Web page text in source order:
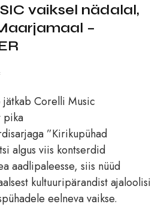
vaiksel nädalal,
–
Corelli Music
pika
”Kirikupühad
algus viis kontserdid
aadlipaleesse, siis nüüd
kultuuripärandist ajaloolisi
eelneva vaikse.